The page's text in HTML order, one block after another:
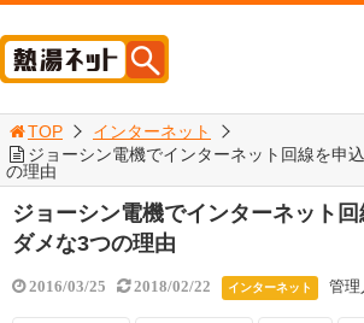
TOP
インターネット
ジョーシン電機でインターネット回線を申
の理由
ジョーシン電機でインターネット
ダメな3つの理由
2016/03/25 2018/02/22 インターネット 管理